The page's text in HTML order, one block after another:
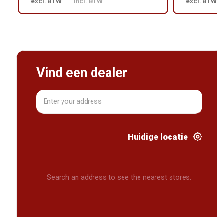
Vind een dealer
Huidige locatie
Search an address to see the nearest stores.